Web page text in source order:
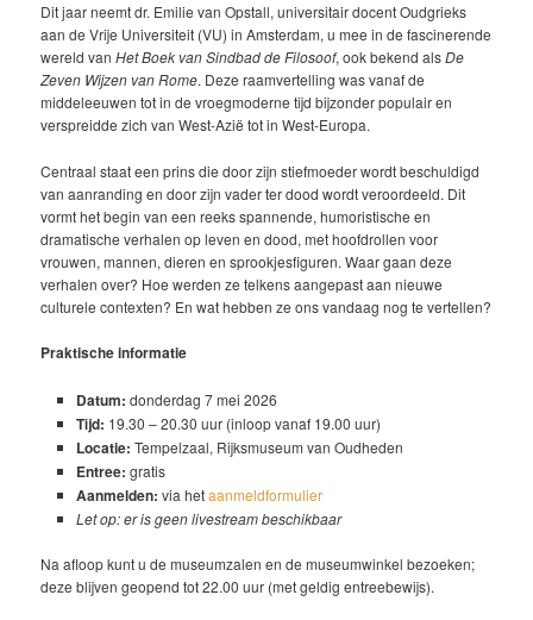
Dit jaar neemt dr. Emilie van Opstall, universitair docent Oudgrieks
aan de Vrije Universiteit (VU) in Amsterdam, u mee in de fascinerende
wereld vanHet Boek van Sindbad de Filosoof, ook bekend alsDe
Zeven Wijzen van Rome. Deze raamvertelling was vanaf de
middeleeuwen tot in de vroegmoderne tijd bijzonder populair en
verspreidde zich van West-Azië tot in West-Europa.
Centraal staat een prins die door zijn stiefmoeder wordt beschuldigd
van aanranding en door zijn vader ter dood wordt veroordeeld. Dit
vormt het begin van een reeks spannende, humoristische en
dramatische verhalen op leven en dood, met hoofdrollen voor
vrouwen, mannen, dieren en sprookjesfiguren. Waar gaan deze
verhalen over? Hoe werden ze telkens aangepast aan nieuwe
culturele contexten? En wat hebben ze ons vandaag nog te vertellen?
Praktische informatie
Datum: donderdag 7 mei 2026
Tijd: 19.30 – 20.30 uur (inloop vanaf 19.00 uur)
Locatie: Tempelzaal, Rijksmuseum van Oudheden
Entree: gratis
Aanmelden: via hetaanmeldformulier
Let op: er is geen livestream beschikbaar
Na afloop kunt u de museumzalen en de museumwinkel bezoeken;
deze blijven geopend tot 22.00 uur (met geldig entreebewijs).